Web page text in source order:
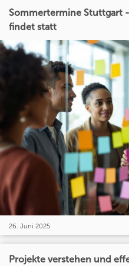
Sommertermine Stuttgart
findet statt
26. Juni 2025
Projekte verstehen und